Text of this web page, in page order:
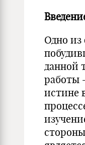
Одно из
данной
работы
истине